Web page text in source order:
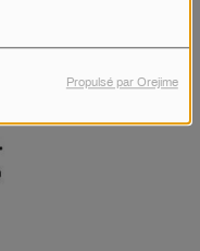
Propulsé par Orejime